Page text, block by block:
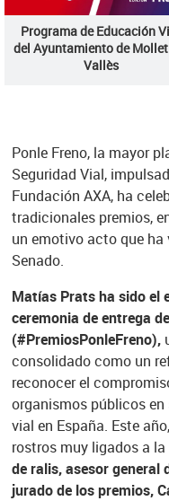
Programa de Educación
del Ayuntamiento de
Vallès
Ponle Freno, la mayor
Seguridad Vial,
Fundación AXA, ha
tradicionales premios,
un emotivo acto que
Senado.
Matías Prats ha sido el
ceremonia de entrega
(#PremiosPonleFreno),
consolidado como un
reconocer el
organismos públicos
vial en España. Este
rostros muy ligados a
de ralis, asesor general
jurado de los premios,